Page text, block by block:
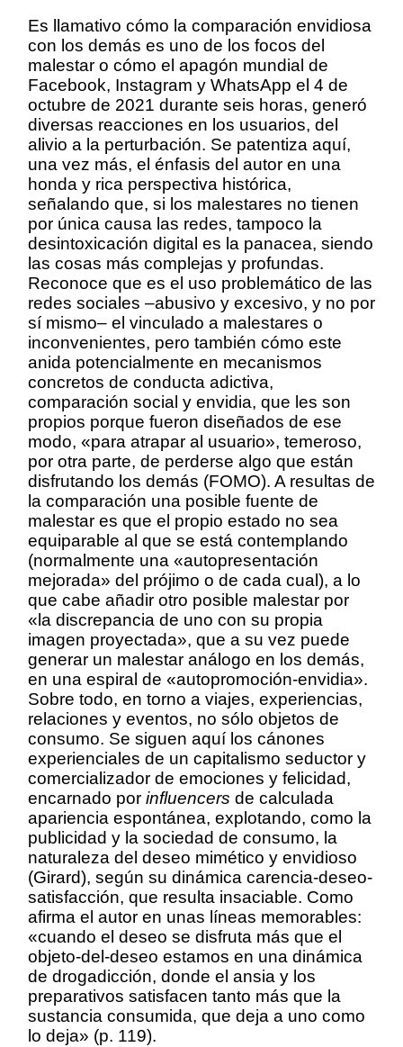
Es llamativo cómo la comparación envidiosa
con los demás es uno de los focos del
malestar o cómo el apagón mundial de
Facebook, Instagram y WhatsApp el 4 de
octubre de 2021 durante seis horas, generó
diversas reacciones en los usuarios, del
alivio a la perturbación. Se patentiza aquí,
una vez más, el énfasis del autor en una
honda y rica perspectiva histórica,
señalando que, si los malestares no tienen
por única causa las redes, tampoco la
desintoxicación digital es la panacea, siendo
las cosas más complejas y profundas.
Reconoce que es el uso problemático de las
redes sociales –abusivo y excesivo, y no por
sí mismo– el vinculado a malestares o
inconvenientes, pero también cómo este
anida potencialmente en mecanismos
concretos de conducta adictiva,
comparación social y envidia, que les son
propios porque fueron diseñados de ese
modo, «para atrapar al usuario», temeroso,
por otra parte, de perderse algo que están
disfrutando los demás (FOMO). A resultas de
la comparación una posible fuente de
malestar es que el propio estado no sea
equiparable al que se está contemplando
(normalmente una «autopresentación
mejorada» del prójimo o de cada cual), a lo
que cabe añadir otro posible malestar por
«la discrepancia de uno con su propia
imagen proyectada», que a su vez puede
generar un malestar análogo en los demás,
en una espiral de «autopromoción-envidia».
Sobre todo, en torno a viajes, experiencias,
relaciones y eventos, no sólo objetos de
consumo. Se siguen aquí los cánones
experienciales de un capitalismo seductor y
comercializador de emociones y felicidad,
encarnado por influencers de calculada
apariencia espontánea, explotando, como la
publicidad y la sociedad de consumo, la
naturaleza del deseo mimético y envidioso
(Girard), según su dinámica carencia-deseo-
satisfacción, que resulta insaciable. Como
afirma el autor en unas líneas memorables:
«cuando el deseo se disfruta más que el
objeto-del-deseo estamos en una dinámica
de drogadicción, donde el ansia y los
preparativos satisfacen tanto más que la
sustancia consumida, que deja a uno como
lo deja» (p. 119).